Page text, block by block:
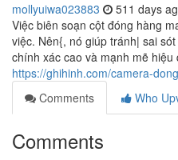
mollyuiwa023883 511 days
Việc biên soạn cột đóng hàng
việc. Nên{, nó giúp tránh| sai
chính xác cao và mạnh mẽ hiệu
https://ghihinh.com/camera-
Comments
Who
Comments